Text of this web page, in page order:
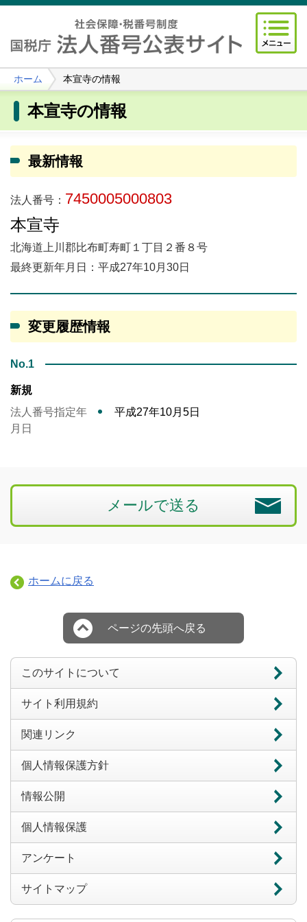
ホーム 本宣寺の情報
本宣寺の情報
最新情報
法人番号： 7450005000803
本宣寺
北海道上川郡比布町寿町１丁目２番８号
最終更新年月日：平成27年10月30日
変更履歴情報
No.1
新規
法人番号指定年
月日
平成27年10月5日
メールで送る
ホームに戻る
ページの先頭へ戻る
このサイトについて
サイト利用規約
関連リンク
個人情報保護方針
情報公開
個人情報保護
アンケート
サイトマップ